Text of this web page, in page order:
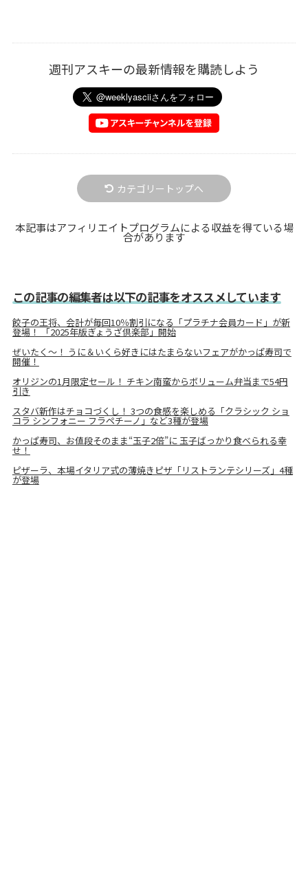
週刊アスキーの最新情報を購読しよう
カテゴリートップへ
本記事はアフィリエイトプログラムによる収益を得ている場
合があります
この記事の編集者は以下の記事をオススメしています
餃子の王将、会計が毎回10％割引になる「プラチナ会員カード」が新
登場！ 「2025年版ぎょうざ倶楽部」開始
ぜいたく〜！ うに＆いくら好きにはたまらないフェアがかっぱ寿司で
開催！
オリジンの1月限定セール！ チキン南蛮からボリューム弁当まで54円
引き
スタバ新作はチョコづくし！ 3つの食感を楽しめる「クラシック ショ
コラ シンフォニー フラペチーノ」など3種が登場
かっぱ寿司、お値段そのまま“玉子2倍”に 玉子ばっかり食べられる幸
せ！
ピザーラ、本場イタリア式の薄焼きピザ「リストランテシリーズ」4種
が登場